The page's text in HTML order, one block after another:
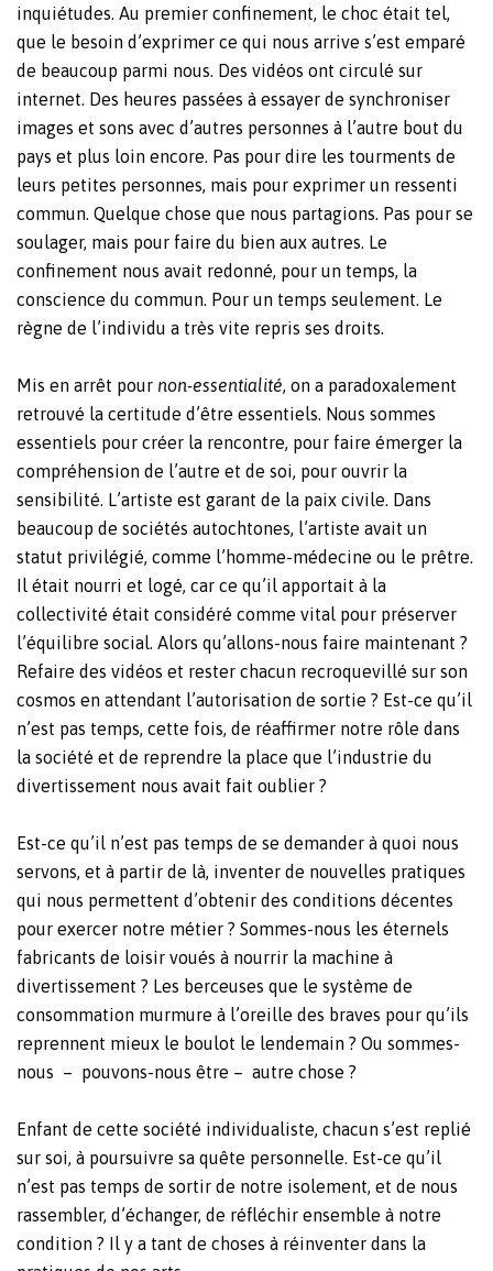
inquiétudes. Au premier confinement, le choc était tel,
que le besoin d’exprimer ce qui nous arrive s’est emparé
de beaucoup parmi nous. Des vidéos ont circulé sur
internet. Des heures passées à essayer de synchroniser
images et sons avec d’autres personnes à l’autre bout du
pays et plus loin encore. Pas pour dire les tourments de
leurs petites personnes, mais pour exprimer un ressenti
commun. Quelque chose que nous partagions. Pas pour se
soulager, mais pour faire du bien aux autres. Le
confinement nous avait redonné, pour un temps, la
conscience du commun. Pour un temps seulement. Le
règne de l’individu a très vite repris ses droits.
Mis en arrêt pour non-essentialité, on a paradoxalement
retrouvé la certitude d’être essentiels. Nous sommes
essentiels pour créer la rencontre, pour faire émerger la
compréhension de l’autre et de soi, pour ouvrir la
sensibilité. L’artiste est garant de la paix civile. Dans
beaucoup de sociétés autochtones, l’artiste avait un
statut privilégié, comme l’homme-médecine ou le prêtre.
Il était nourri et logé, car ce qu’il apportait à la
collectivité était considéré comme vital pour préserver
l’équilibre social. Alors qu’allons-nous faire maintenant ?
Refaire des vidéos et rester chacun recroquevillé sur son
cosmos en attendant l’autorisation de sortie ? Est-ce qu’il
n’est pas temps, cette fois, de réaffirmer notre rôle dans
la société et de reprendre la place que l’industrie du
divertissement nous avait fait oublier ?
Est-ce qu’il n’est pas temps de se demander à quoi nous
servons, et à partir de là, inventer de nouvelles pratiques
qui nous permettent d’obtenir des conditions décentes
pour exercer notre métier ? Sommes-nous les éternels
fabricants de loisir voués à nourrir la machine à
divertissement ? Les berceuses que le système de
consommation murmure à l’oreille des braves pour qu’ils
reprennent mieux le boulot le lendemain ? Ou sommes-
nous – pouvons-nous être – autre chose ?
Enfant de cette société individualiste, chacun s’est replié
sur soi, à poursuivre sa quête personnelle. Est-ce qu’il
n’est pas temps de sortir de notre isolement, et de nous
rassembler, d’échanger, de réfléchir ensemble à notre
condition ? Il y a tant de choses à réinventer dans la